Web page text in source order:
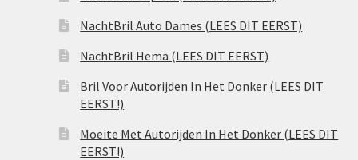
NachtBril Auto Dames (LEES DIT EERST)
NachtBril Hema (LEES DIT EERST)
Bril Voor Autorijden In Het Donker (LEES DIT
EERST!)
Moeite Met Autorijden In Het Donker (LEES DIT
EERST!)